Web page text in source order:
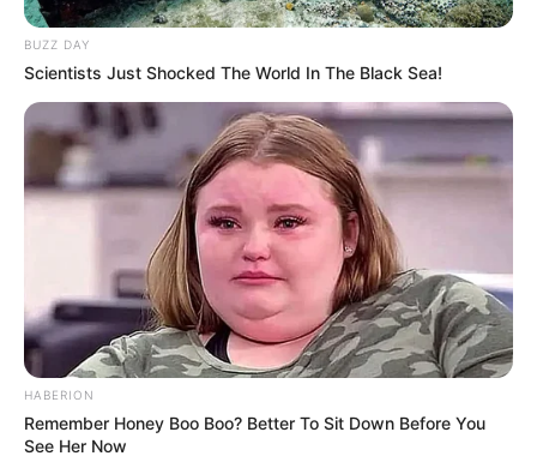
BUZZ DAY
Scientists Just Shocked The World In The Black Sea!
HABERION
Remember Honey Boo Boo? Better To Sit Down Before You
See Her Now